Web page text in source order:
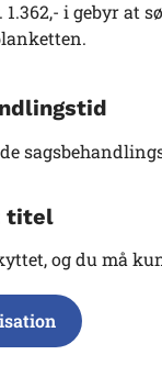
1.362,- i gebyr at
titel
og du må